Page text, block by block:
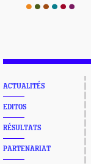
ACTUALITÉS
EDITOS
RÉSULTATS
PARTENARIAT